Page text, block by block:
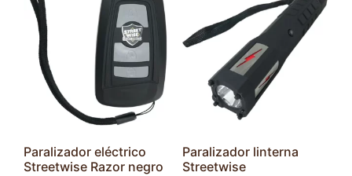
Paralizador eléctrico
Streetwise Razor negro
Paralizador linterna
Streetwise